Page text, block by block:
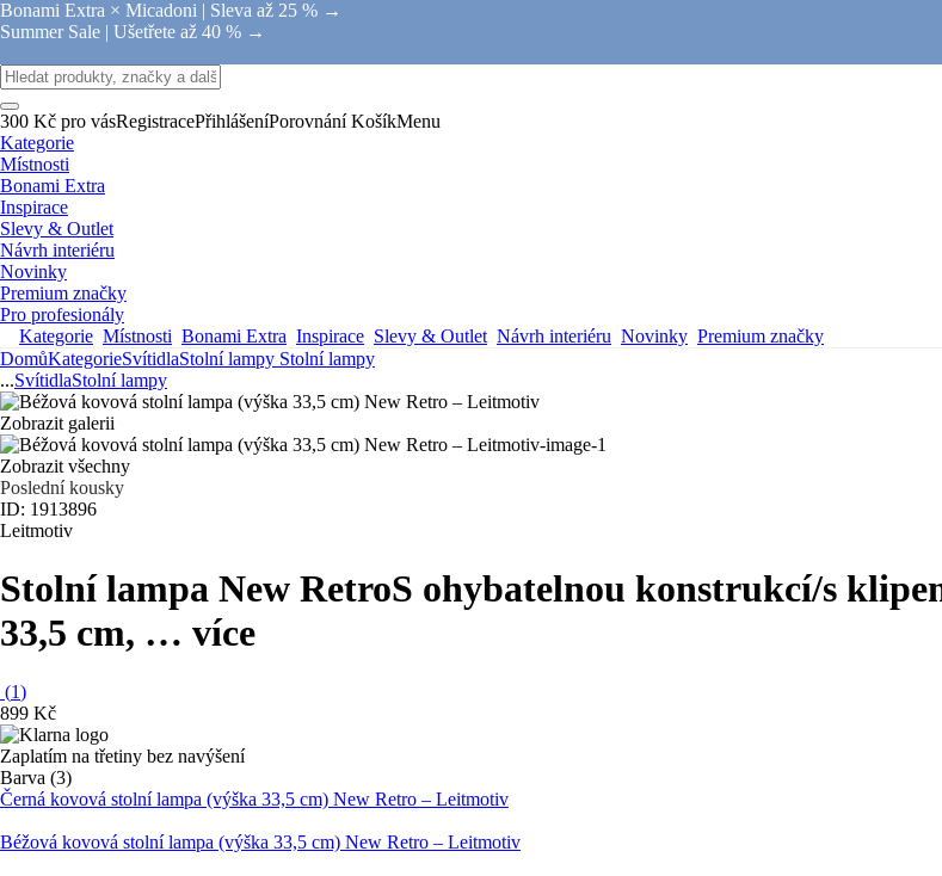
Bonami Extra × Micadoni | Sleva až 25 % →
Summer Sale | Ušetřete až 40 % →
300 Kč pro vásRegistracePřihlášeníPorovnání KošíkMenu
Kategorie
Místnosti
Bonami Extra
Inspirace
Slevy & Outlet
Návrh interiéru
Novinky
Premium značky
Pro profesionály
Kategorie Místnosti Bonami Extra Inspirace Slevy & Outlet Návrh interiéru Novinky Premium značky
DomůKategorieSvítidlaStolní lampy Stolní lampy
...SvítidlaStolní lampy
Zobrazit galerii
Zobrazit všechny
Poslední kousky
ID: 1913896
Leitmotiv
Stolní lampa New RetroS ohybatelnou konstrukcí/s
33,5 cm, … více
(1)
899 Kč
Zaplatím na třetiny bez navýšení
Barva (3)
Černá kovová stolní lampa (výška 33,5 cm) New Retro – Leitmotiv
Béžová kovová stolní lampa (výška 33,5 cm) New Retro – Leitmotiv